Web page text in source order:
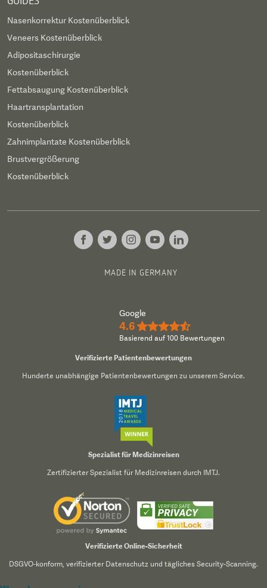
Nasenkorrektur Kostenüberblick
Veneers Kostenüberblick
Adipositaschirurgie
Kostenüberblick
Fettabsaugung Kostenüberblick
Haartransplantation
Kostenüberblick
Zahnimplantate Kostenüberblick
Brustvergrößerung
Kostenüberblick
MADE IN GERMANY
Google
4.6 ★★★★½
Basierend auf 100 Bewertungen
Verifizierte Patientenbewertungen
Hunderte unabhängige Patientenbewertungen zu unserem Service.
Spezialist für Medizinreisen
Zertifizierter Spezialist für Medizinreisen durch IMTJ.
Verifizierte Online-Sicherheit
DSGVO-konform, verifizierter Datenschutz und tägliches Security-Scanning.